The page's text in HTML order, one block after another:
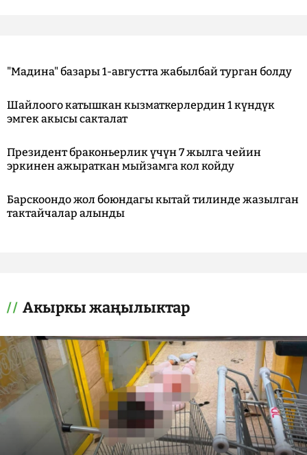
"Мадина" базары 1-августта жабылбай турган болду
Шайлоого катышкан кызматкерлердин 1 күндүк
эмгек акысы сакталат
Президент браконьерлик үчүн 7 жылга чейин
эркинен ажыраткан мыйзамга кол койду
Барскоондо жол боюндагы кытай тилинде жазылган
тактайчалар алынды
Акыркы жаңылыктар